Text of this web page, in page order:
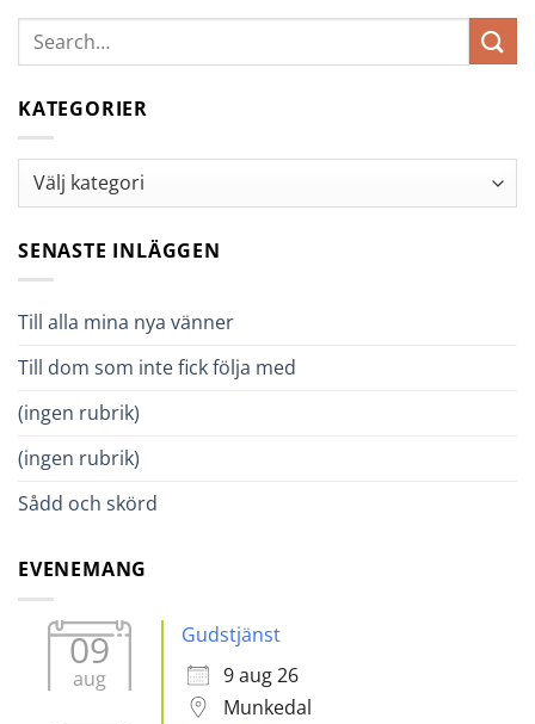
KATEGORIER
Kategorier
SENASTE INLÄGGEN
Till alla mina nya vänner
Till dom som inte fick följa med
(ingen rubrik)
(ingen rubrik)
Sådd och skörd
EVENEMANG
09
aug
Gudstjänst
9 aug 26
Munkedal